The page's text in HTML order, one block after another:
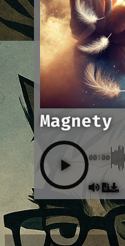
Magnety
00:00